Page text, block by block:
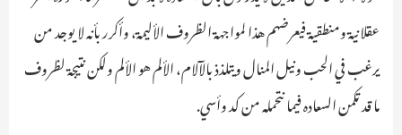
عقلانية ومنطقية فيعرضهم هذا لمواجهة الظروف الأليمة، وأكرر بأنه لا يوجد من
يرغب في الحب ونيل المنال ويتلذذ بالآلام، الألم هو الألم ولكن نتيجة لظروف
ما قد تكمن السعاده فيما نتحمله من كد وأسي.